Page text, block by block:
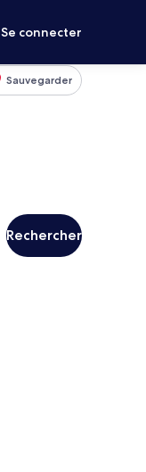
Se connecter
Sauvegarder
Rechercher